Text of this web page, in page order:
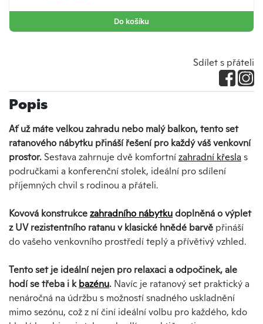
Do košíku
Sdílet s přáteli
Popis
Ať už máte velkou zahradu nebo malý balkon, tento set
ratanového nábytku přináší řešení pro každý váš venkovní
prostor. Sestava zahrnuje dvě komfortnízahradní křesla s
područkami a konferenční stolek, ideální pro sdílení
příjemných chvil s rodinou a přáteli.
Kovová konstrukcezahradního nábytkudoplněná o výplet
z UV rezistentního ratanu v klasické hnědé barvě přináší
do vašeho venkovního prostředí teplý a přívětivý vzhled.
Tento set je ideální nejen pro relaxaci a odpočinek, ale
hodí se třeba i kbazénu. Navíc je ratanový set praktický a
nenáročná na údržbu s možností snadného uskladnění
mimo sezónu, což z ní činí ideální volbu pro každého, kdo